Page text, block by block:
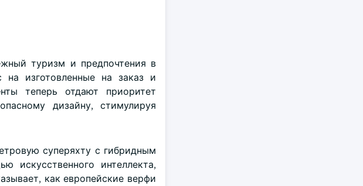
туризм и предпочтения в
изготовленные на заказ и
теперь отдают приоритет
дизайну, стимулируя
суперяхту с гибридным
искусственного интеллекта,
как европейские верфи